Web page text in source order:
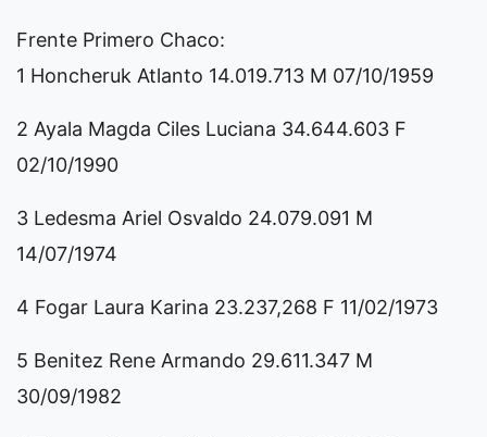
Frente Primero Chaco:
1 Honcheruk Atlanto 14.019.713 M 07/10/1959
2 Ayala Magda Ciles Luciana 34.644.603 F
02/10/1990
3 Ledesma Ariel Osvaldo 24.079.091 M
14/07/1974
4 Fogar Laura Karina 23.237,268 F 11/02/1973
5 Benitez Rene Armando 29.611.347 M
30/09/1982